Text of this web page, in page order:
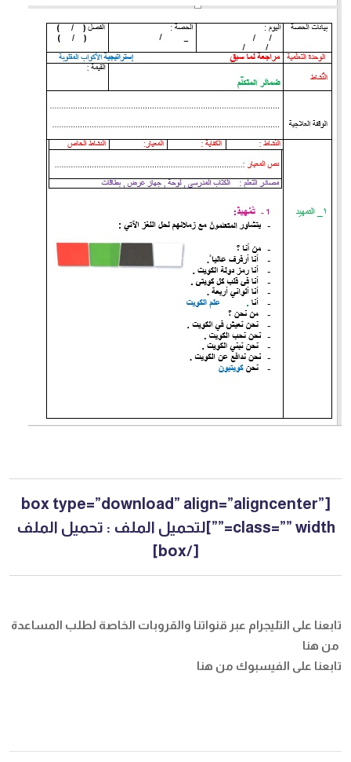
[box type=”download” align=”aligncenter”
class=”” width=””]لتحميل الملف :
تحميل الملف
[/box]
تابعنا على التليجرام عبر قنواتنا والقروبات الخاصة لطلب المساعدة
من هنا
تابعنا على الفيسبوك من هنا